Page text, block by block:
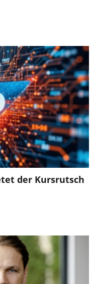
der Kursrutsch